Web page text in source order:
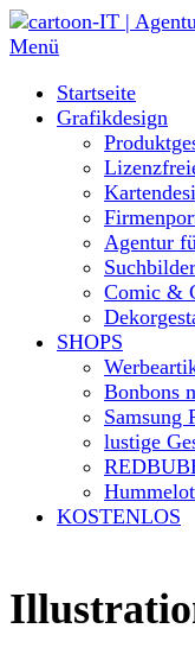
Direkt
zum
Menü
Startseite
Grafikdesign
Agentur
Comic &
SHOPS
Bonbons
Samsung
lustige
KOSTENLOS